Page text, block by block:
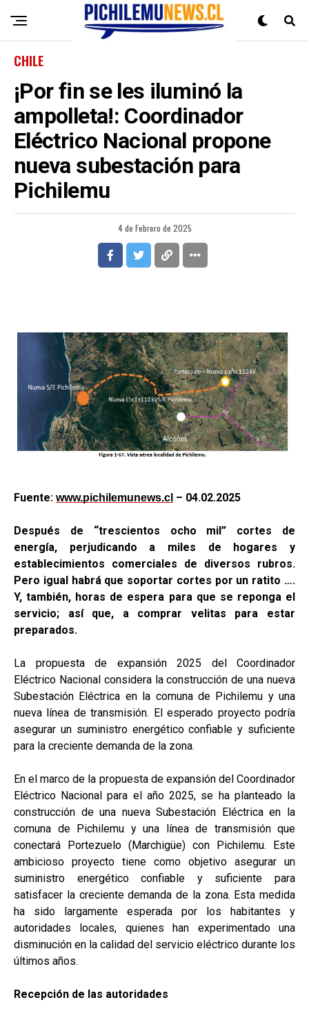
CHILE
¡Por fin se les iluminó la
ampolleta!: Coordinador
Eléctrico Nacional propone
nueva subestación para
Pichilemu
4 de Febrero de 2025
Fuente: www.pichilemunews.cl – 04.02.2025
Después de “trescientos ocho mil” cortes de
energía, perjudicando a miles de hogares y
establecimientos comerciales de diversos rubros.
Pero igual habrá que soportar cortes por un ratito ….
Y, también, horas de espera para que se reponga el
servicio; así que, a comprar velitas para estar
preparados.
La propuesta de expansión 2025 del Coordinador
Eléctrico Nacional considera la construcción de una nueva
Subestación Eléctrica en la comuna de Pichilemu y una
nueva línea de transmisión. El esperado proyecto podría
asegurar un suministro energético confiable y suficiente
para la creciente demanda de la zona.
En el marco de la propuesta de expansión del Coordinador
Eléctrico Nacional para el año 2025, se ha planteado la
construcción de una nueva Subestación Eléctrica en la
comuna de Pichilemu y una línea de transmisión que
conectará Portezuelo (Marchigüe) con Pichilemu. Este
ambicioso proyecto tiene como objetivo asegurar un
suministro energético confiable y suficiente para
satisfacer la creciente demanda de la zona. Esta medida
ha sido largamente esperada por los habitantes y
autoridades locales, quienes han experimentado una
disminución en la calidad del servicio eléctrico durante los
últimos años.
Recepción de las autoridades